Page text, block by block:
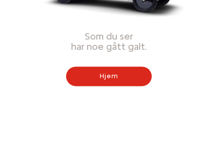
Som du ser
har noe gått galt.
Hjem